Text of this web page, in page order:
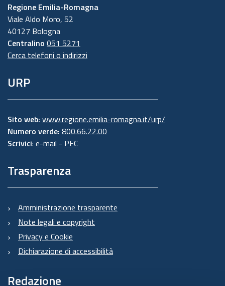
Regione Emilia-Romagna
Viale Aldo Moro, 52
40127 Bologna
Centralino 051 5271
Cerca telefoni o indirizzi
URP
Sito web: www.regione.emilia-romagna.it/urp/
Numero verde: 800.66.22.00
Scrivici: e-mail - PEC
Trasparenza
Amministrazione trasparente
Note legali e copyright
Privacy e Cookie
Dichiarazione di accessibilità
Redazione